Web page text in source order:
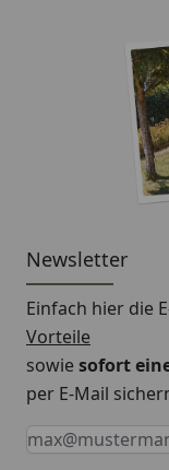
Newsletter
Einfach hier die
Vorteile
sowiesofort
per E-Mail
Keine Eingabe
Eingabe
E-Mail *